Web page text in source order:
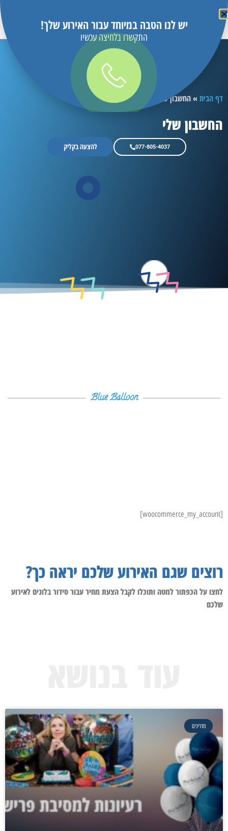
דף הבית»החשבון שלי
החשבון שלי
077-805-4037 להצעה בקליק
Blue Balloon
[woocommerce_my_account]
רוצים שגם האירוע שלכם יראה כך?
לחצו על הכפתור למטה ותוכלו לקבל הצעת מחיר עבור סידור בלונים לאירוע
שלכם
מדריכים
יש לנו הטבה במיוחד עבור האירוע שלך!
התקשרו בלחיצה עכשיו